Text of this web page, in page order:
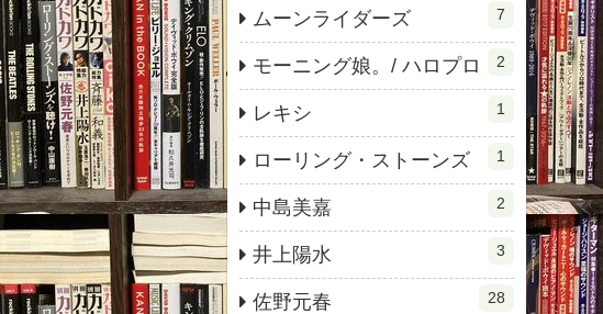
ムーンライダーズ 7
モーニング娘。/ ハロプロ 2
レキシ 1
ローリング・ストーンズ 1
中島美嘉 2
井上陽水 3
佐野元春 28